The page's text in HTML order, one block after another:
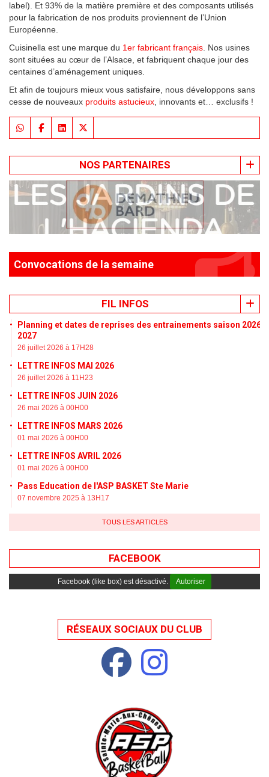
label). Et 93% de la matière première et des composants utilisés
pour la fabrication de nos produits proviennent de l’Union
Européenne.
Cuisinella est une marque du 1er fabricant français . Nos usines
sont situées au cœur de l’Alsace, et fabriquent chaque jour des
centaines d’aménagement uniques.
Et afin de toujours mieux vous satisfaire, nous développons sans
cesse de nouveaux produits astucieux , innovants et… exclusifs !
NOS PARTENAIRES
Convocations de la semaine
FIL INFOS
Planning et dates de reprises des entrainements saison 2026-
2027
LETTRE INFOS MAI 2026
LETTRE INFOS JUIN 2026
LETTRE INFOS MARS 2026
LETTRE INFOS AVRIL 2026
Pass Education de l'ASP BASKET Ste Marie
TOUS LES ARTICLES
FACEBOOK
Facebook (like box) est désactivé. Autoriser
RÉSEAUX SOCIAUX DU CLUB